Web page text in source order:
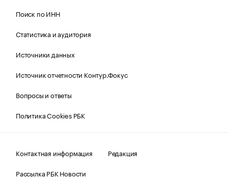
Поиск по ИНН
Статистика и аудитория
Источники данных
Источник отчетности Контур.Фокус
Вопросы и ответы
Политика Cookies РБК
Контактная информация
Редакция
Рассылка РБК Новости